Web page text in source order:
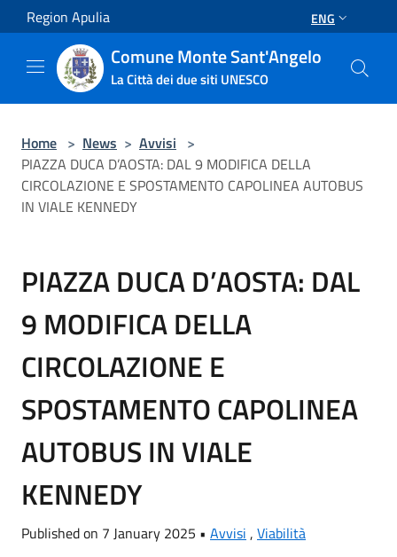
Salta al contenuto principale
Region Apulia ENG
Comune Monte Sant'Angelo
La Città dei due siti UNESCO
Home > News > Avvisi >
PIAZZA DUCA D’AOSTA: DAL 9 MODIFICA DELLA
CIRCOLAZIONE E SPOSTAMENTO CAPOLINEA AUTOBUS
IN VIALE KENNEDY
PIAZZA DUCA D’AOSTA: DAL
9 MODIFICA DELLA
CIRCOLAZIONE E
SPOSTAMENTO CAPOLINEA
AUTOBUS IN VIALE
KENNEDY
Published on 7 January 2025 • Avvisi , Viabilità